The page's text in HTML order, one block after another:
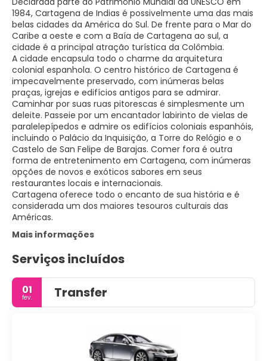
1984, Cartagena de Indias é possivelmente uma das mais
belas cidades da América do Sul. De frente para o Mar do
Caribe a oeste e com a Baía de Cartagena ao sul, a
cidade é a principal atração turística da Colômbia.
A cidade encapsula todo o charme da arquitetura
colonial espanhola. O centro histórico de Cartagena é
impecavelmente preservado, com inúmeras belas
praças, igrejas e edifícios antigos para se admirar.
Caminhar por suas ruas pitorescas é simplesmente um
deleite. Passeie por um encantador labirinto de vielas de
paralelepípedos e admire os edifícios coloniais espanhóis,
incluindo o Palácio da Inquisição, a Torre do Relógio e o
Castelo de San Felipe de Barajas. Comer fora é outra
forma de entretenimento em Cartagena, com inúmeras
opções de novos e exóticos sabores em seus
restaurantes locais e internacionais.
Cartagena oferece todo o encanto de sua história e é
considerada um dos maiores tesouros culturais das
Américas.
Mais informações
Serviços incluídos
01
fev. Transfer